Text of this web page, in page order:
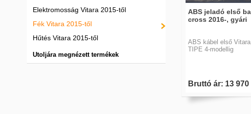
Elektromosság Vitara 2015-től
Fék Vitara 2015-től
Hűtés Vitara 2015-től
Utoljára megnézett termékek
ABS jeladó első
cross 2016-, gyári
ABS kábel első
TIPE 4-modellig
Bruttó ár: 13 970